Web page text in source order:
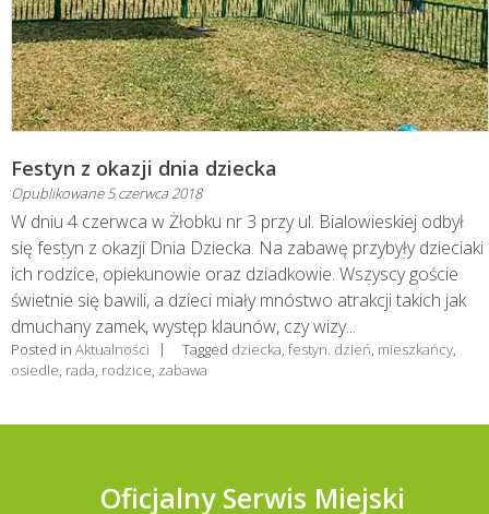
Festyn z okazji dnia dziecka
Opublikowane5 czerwca 2018
W dniu 4 czerwca w Żłobku nr 3 przy ul. Bialowieskiej odbył
się festyn z okazji Dnia Dziecka. Na zabawę przybyły dzieciaki
ich rodzice, opiekunowie oraz dziadkowie. Wszyscy goście
świetnie się bawili, a dzieci miały mnóstwo atrakcji takich jak
dmuchany zamek, występ klaunów, czy wizy...
Posted in Aktualności Tagged dziecka, festyn. dzień, mieszkańcy,
osiedle, rada, rodzice, zabawa
Oficjalny Serwis Miejski